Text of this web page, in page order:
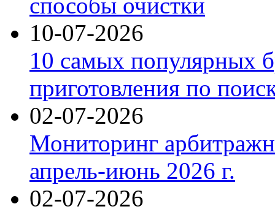
10-07-2026
10 самых популярных
приготовления по
02-07-2026
Мониторинг
апрель-июнь 2026 г.
02-07-2026